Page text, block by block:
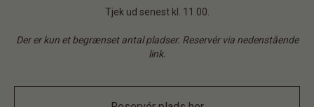
Tjek ud senest kl. 11.00.
Der er kun et begrænset antal pladser. Reservér via nedenstående
link.